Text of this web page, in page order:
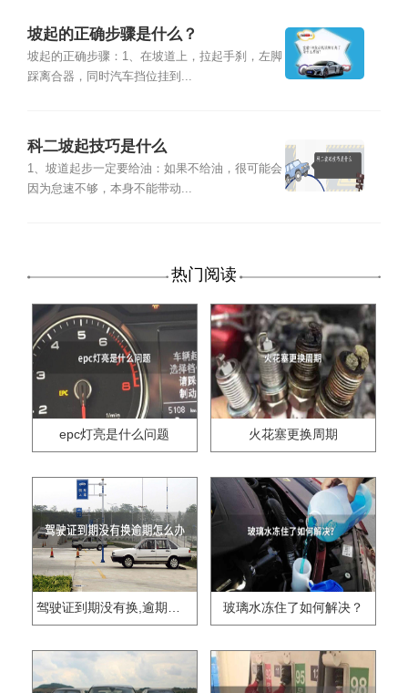
坡起的正确步骤是什么？
坡起的正确步骤：1、在坡道上，拉起手刹，左脚
踩离合器，同时汽车挡位挂到...
科二坡起技巧是什么
1、坡道起步一定要给油：如果不给油，很可能会
因为怠速不够，本身不能带动...
热门阅读
epc灯亮是什么问题 火花塞更换周期
驾驶证到期没有换,逾期怎么办?? 玻璃水冻住了如何解决？